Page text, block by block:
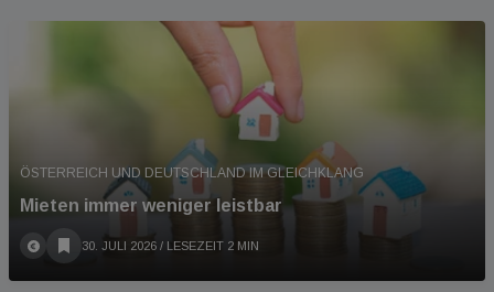
ÖSTERREICH UND DEUTSCHLAND IM GLEICHKLANG
Mieten immer weniger leistbar
30. JULI 2026 / LESEZEIT 2 MIN